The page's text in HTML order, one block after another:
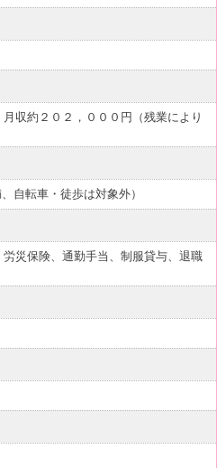
収約２０２，０００円（残業により
自転車・徒歩は対象外）
災保険、通勤手当、制服貸与、退職